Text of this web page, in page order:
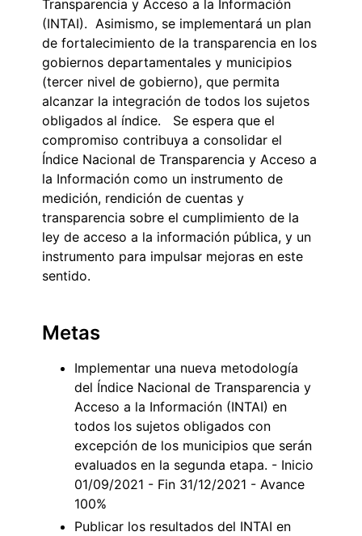
Transparencia y Acceso a la Información
(INTAI). Asimismo, se implementará un plan
de fortalecimiento de la transparencia en los
gobiernos departamentales y municipios
(tercer nivel de gobierno), que permita
alcanzar la integración de todos los sujetos
obligados al índice. Se espera que el
compromiso contribuya a consolidar el
Índice Nacional de Transparencia y Acceso a
la Información como un instrumento de
medición, rendición de cuentas y
transparencia sobre el cumplimiento de la
ley de acceso a la información pública, y un
instrumento para impulsar mejoras en este
sentido.
Metas
Implementar una nueva metodología
del Índice Nacional de Transparencia y
Acceso a la Información (INTAI) en
todos los sujetos obligados con
excepción de los municipios que serán
evaluados en la segunda etapa. - Inicio
01/09/2021 - Fin 31/12/2021 - Avance
100%
Publicar los resultados del INTAI en